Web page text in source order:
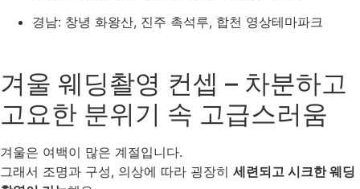
경남: 창녕 화왕산, 진주 촉석루, 합천 영상테마파크
겨울 웨딩촬영 컨셉 – 차분하고
고요한 분위기 속 고급스러움
겨울은 여백이 많은 계절입니다.
그래서 조명과 구성, 의상에 따라 굉장히 세련되고 시크한 웨딩